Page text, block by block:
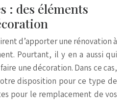
: des éléments
d’apporter une rénovation à
Pourtant, il y en a aussi qui
une décoration. Dans ce cas,
disposition pour ce type de
pour le remplacement de vos